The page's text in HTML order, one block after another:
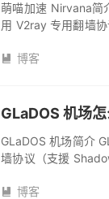
萌喵加速 Nirvana简
用 V2ray 专用翻墙
 博客
GLaDOS 机场
GLaDOS 机场简介
墙协议（支援
 博客